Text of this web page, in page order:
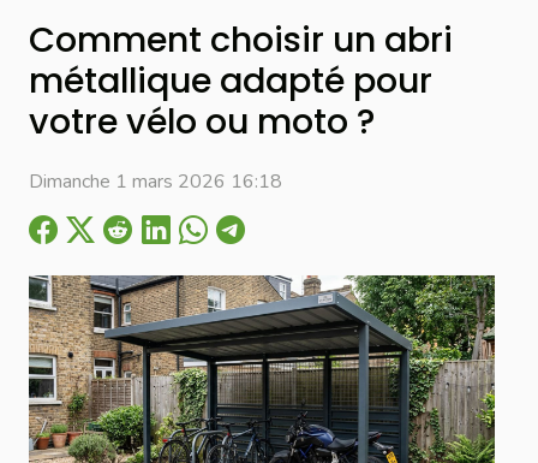
Comment choisir un abri
métallique adapté pour
votre vélo ou moto ?
Dimanche 1 mars 2026 16:18